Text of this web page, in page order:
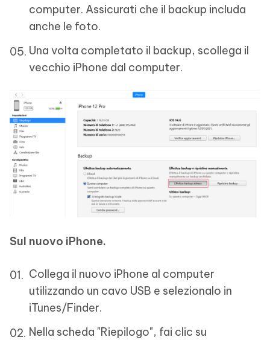
computer. Assicurati che il backup includa
anche le foto.
Una volta completato il backup, scollega il
vecchio iPhone dal computer.
Sul nuovo iPhone.
Collega il nuovo iPhone al computer
utilizzando un cavo USB e selezionalo in
iTunes/Finder.
Nella scheda "Riepilogo", fai clic su